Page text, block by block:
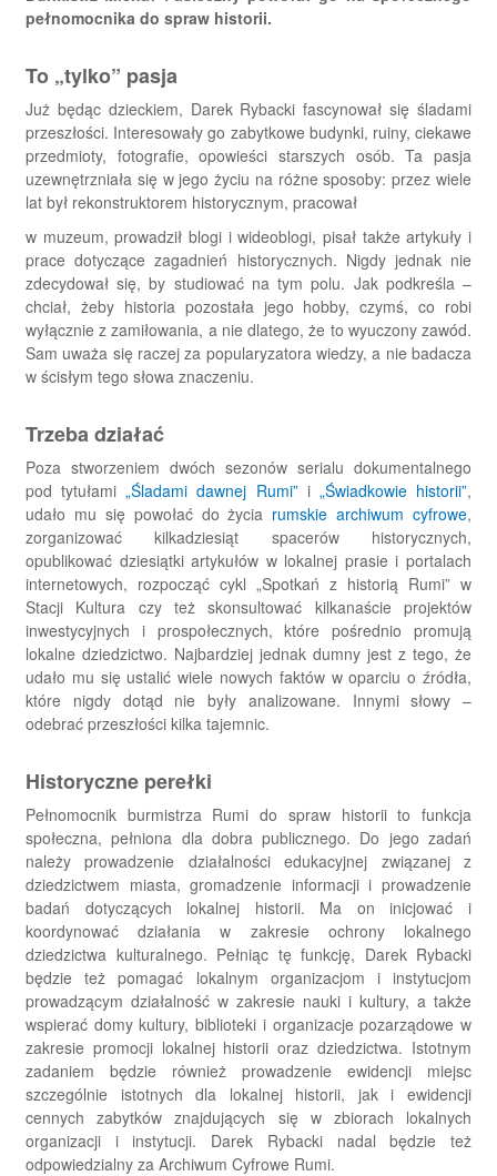
pełnomocnika do spraw historii.
To „tylko” pasja
Już będąc dzieckiem, Darek Rybacki fascynował się śladami
przeszłości. Interesowały go zabytkowe budynki, ruiny, ciekawe
przedmioty, fotografie, opowieści starszych osób. Ta pasja
uzewnętrzniała się w jego życiu na różne sposoby: przez wiele
lat był rekonstruktorem historycznym, pracował
w muzeum, prowadził blogi i wideoblogi, pisał także artykuły i
prace dotyczące zagadnień historycznych. Nigdy jednak nie
zdecydował się, by studiować na tym polu. Jak podkreśla –
chciał, żeby historia pozostała jego hobby, czymś, co robi
wyłącznie z zamiłowania, a nie dlatego, że to wyuczony zawód.
Sam uważa się raczej za popularyzatora wiedzy, a nie badacza
w ścisłym tego słowa znaczeniu.
Trzeba działać
Poza stworzeniem dwóch sezonów serialu dokumentalnego
pod tytułami„Śladami dawnej Rumi”i „Świadkowie historii”,
udało mu się powołać do życia rumskie archiwum cyfrowe,
zorganizować kilkadziesiąt spacerów historycznych,
opublikować dziesiątki artykułów w lokalnej prasie i portalach
internetowych, rozpocząć cykl „Spotkań z historią Rumi” w
Stacji Kultura czy też skonsultować kilkanaście projektów
inwestycyjnych i prospołecznych, które pośrednio promują
lokalne dziedzictwo. Najbardziej jednak dumny jest z tego, że
udało mu się ustalić wiele nowych faktów w oparciu o źródła,
które nigdy dotąd nie były analizowane. Innymi słowy –
odebrać przeszłości kilka tajemnic.
Historyczne perełki
Pełnomocnik burmistrza Rumi do spraw historii to funkcja
społeczna, pełniona dla dobra publicznego. Do jego zadań
należy prowadzenie działalności edukacyjnej związanej z
dziedzictwem miasta, gromadzenie informacji i prowadzenie
badań dotyczących lokalnej historii. Ma on inicjować i
koordynować działania w zakresie ochrony lokalnego
dziedzictwa kulturalnego. Pełniąc tę funkcję, Darek Rybacki
będzie też pomagać lokalnym organizacjom i instytucjom
prowadzącym działalność w zakresie nauki i kultury, a także
wspierać domy kultury, biblioteki i organizacje pozarządowe w
zakresie promocji lokalnej historii oraz dziedzictwa. Istotnym
zadaniem będzie również prowadzenie ewidencji miejsc
szczególnie istotnych dla lokalnej historii, jak i ewidencji
cennych zabytków znajdujących się w zbiorach lokalnych
organizacji i instytucji. Darek Rybacki nadal będzie też
odpowiedzialny za Archiwum Cyfrowe Rumi.